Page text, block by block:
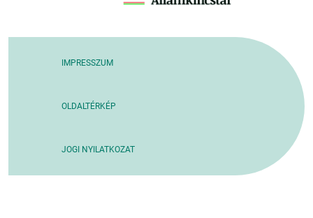
IMPRESSZUM
OLDALTÉRKÉP
JOGI NYILATKOZAT